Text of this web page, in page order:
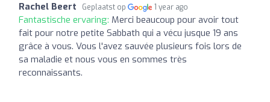
Rachel Beert Geplaatst op 1 year ago
Fantastische ervaring: Merci beaucoup pour avoir tout
fait pour notre petite Sabbath qui a vécu jusque 19 ans
grâce à vous. Vous l'avez sauvée plusieurs fois lors de
sa maladie et nous vous en sommes très
reconnaissants.